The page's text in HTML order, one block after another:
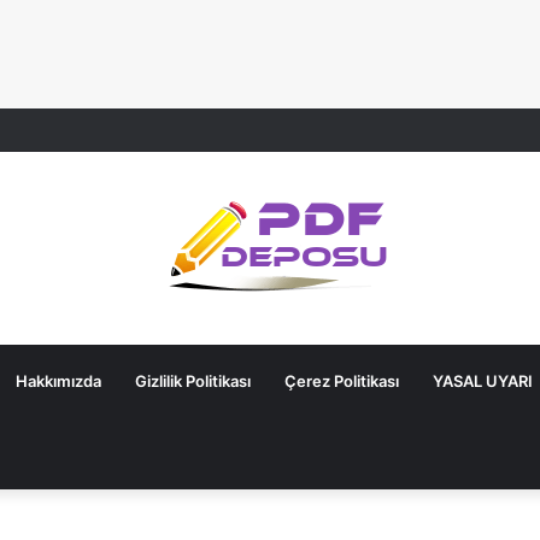
Hakkımızda Gizlilik Politikası Çerez Politikası YASAL UYARI